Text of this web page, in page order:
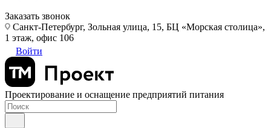
Заказать звонок
Санкт-Петербург, Зольная улица, 15, БЦ «Морская столица»,
1 этаж, офис 106
Войти
Проектирование и оснащение предприятий питания